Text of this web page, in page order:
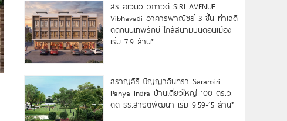
สิริ อเวนิว วิภาวดี SIRI AVENUE
Vibhavadi อาคารพาณิชย์ 3 ชั้น ทำเลดี
ติดถนนเทพรักษ์ ใกล้สนามบินดอนเมือง
เริ่ม 7.9 ล้าน*
สราญสิริ ปัญญาอินทรา Saransiri
Panya Indra บ้านเดี่ยวใหญ่ 100 ตร.ว.
ดิด รร.สาธิตพัฒนา เริ่ม 9.59-15 ล้าน*